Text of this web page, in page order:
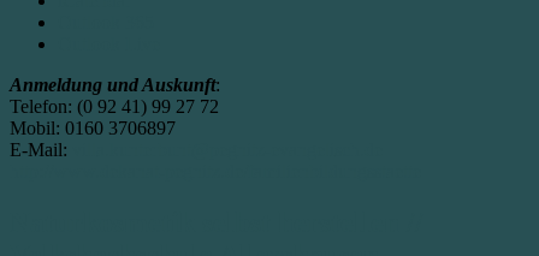
Anmeldung und Auskunft:
Telefon: (0 92 41) 99 27 72
Mobil: 0160 3706897
E-Mail: